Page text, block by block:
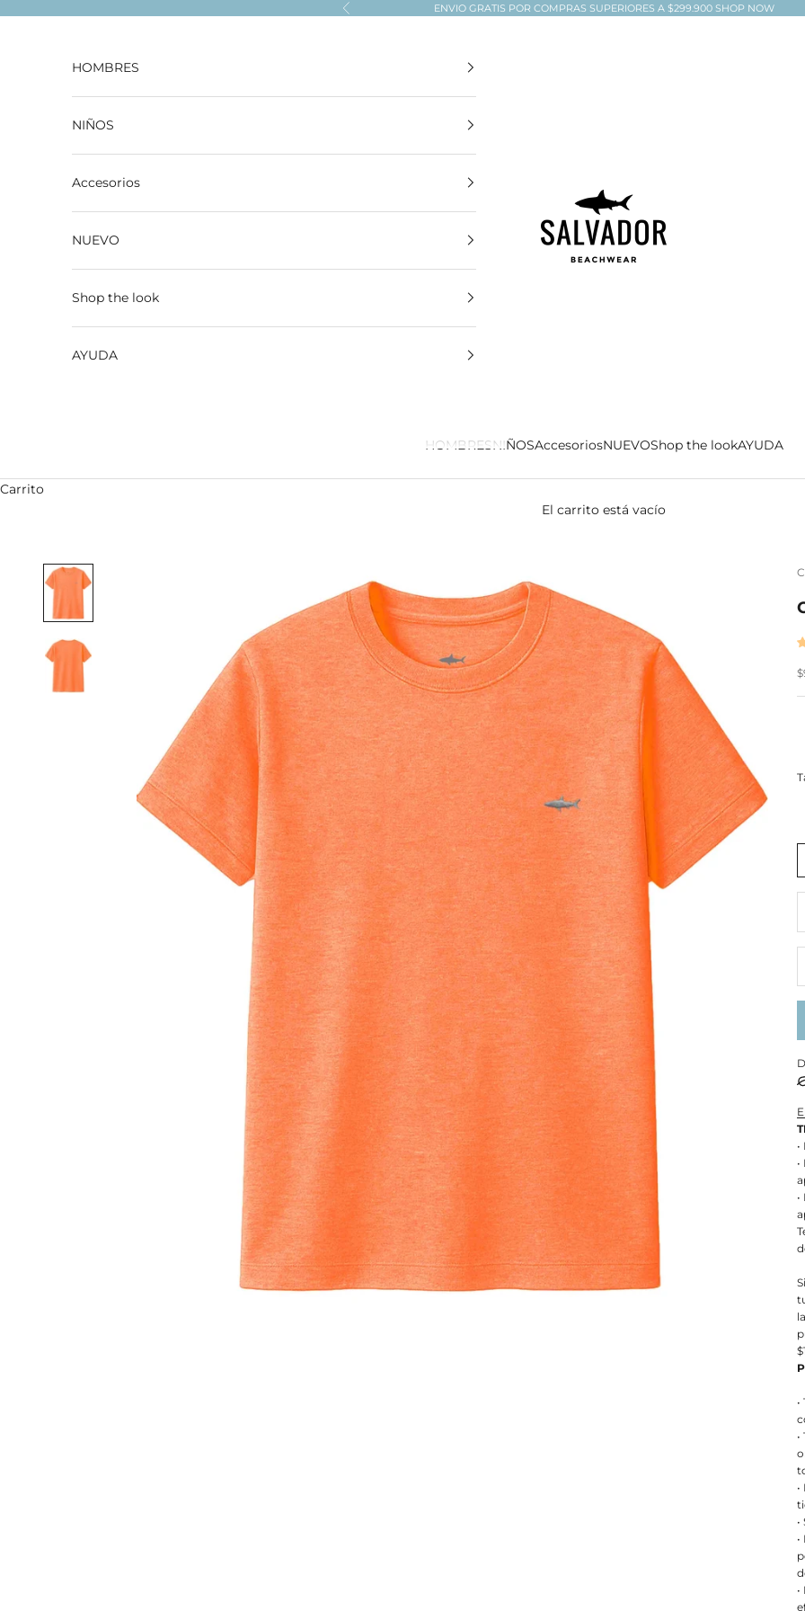
Anterior ENVIO GRATIS POR COMPRAS SUPERIORES A $299.900 SHOP NOW
Salvador Beachwear
HOMBRESNIÑOSAccesoriosNUEVOShop the lookAYUDA
HOMBRES
NIÑOS
Accesorios
NUEVO
Shop the look
AYUDA
Carrito
El carrito está vacío